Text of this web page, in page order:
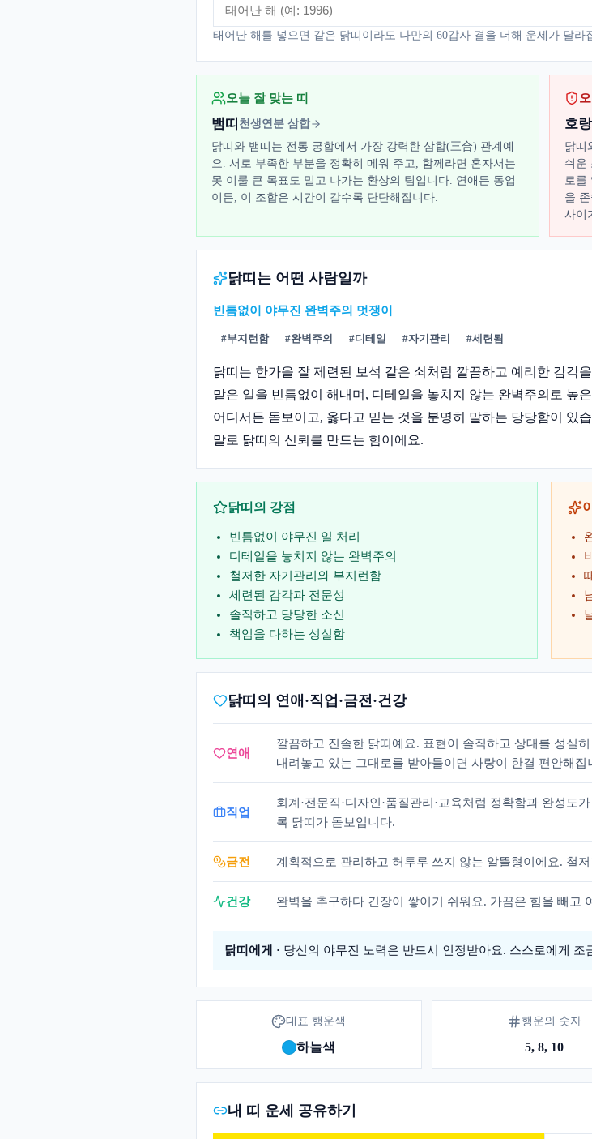
태어난 해를 넣으면 같은 닭띠 이라도 나만의 60갑자 결을 더해 운세가 달라
오늘 잘 맞는 띠
뱀띠 천생연분 삼합
닭띠와 뱀띠는 전통 궁합에서 가장 강력한 삼합(三合) 관계예
요. 서로 부족한 부분을 정확히 메워 주고, 함께라면 혼자서는
못 이룰 큰 목표도 밀고 나가는 환상의 팀입니다. 연애든 동업
이든, 이 조합은 시간이 갈수록 단단해집니다.
호
닭띠
쉬운
로를
을
사이
닭띠는 어떤 사람일까
빈틈없이 야무진 완벽주의 멋쟁이
#부지런함 #완벽주의 #디테일 #자기관리 #세련됨
닭띠는 한가을 잘 제련된 보석 같은 쇠처럼 깔끔하고 예리한 감각
맡은 일을 빈틈없이 해내며, 디테일을 놓치지 않는 완벽주의로 높
어디서든 돋보이고, 옳다고 믿는 것을 분명히 말하는 당당함이 있
말로 닭띠의 신뢰를 만드는 힘이에요.
닭띠 의 강점
빈틈없이 야무진 일 처리
디테일을 놓치지 않는 완벽주의
철저한 자기관리와 부지런함
세련된 감각과 전문성
솔직하고 당당한 소신
책임을 다하는 성실함
닭띠의 연애·직업·금전·건강
연애
깔끔하고 진솔한 닭띠예요. 표현이 솔직하고 상대를 성실
내려놓고 있는 그대로를 받아들이면 사랑이 한결 편안해집
직업
회계·전문직·디자인·품질관리·교육처럼 정확함과 완성도
록 닭띠가 돋보입니다.
금전 계획적으로 관리하고 허투루 쓰지 않는 알뜰형이에요. 철
건강 완벽을 추구하다 긴장이 쌓이기 쉬워요. 가끔은 힘을 빼고
닭띠 에게 · 당신의 야무진 노력은 반드시 인정받아요. 스스로에게
대표 행운색
하늘색
행운의 숫자
5, 8, 10
내 띠 운세 공유하기